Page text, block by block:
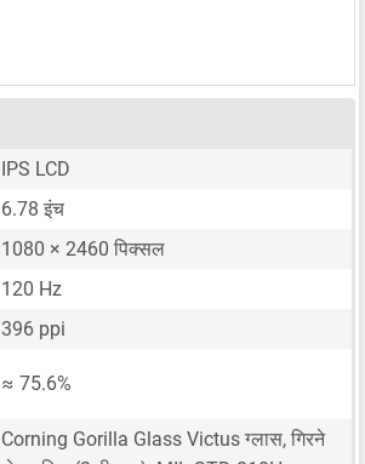
IPS LCD
6.78 इंच
1080 × 2460 पिक्सल
120 Hz
396 ppi
≈ 75.6%
Corning Gorilla Glass Victus ग्लास, गिरने